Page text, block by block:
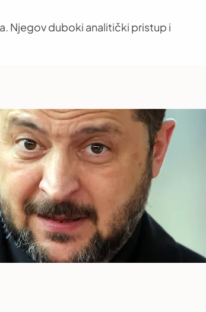
Njegov duboki analitički pristup i
Tobol: Valjak traži prečicu do
Zoran Milošević